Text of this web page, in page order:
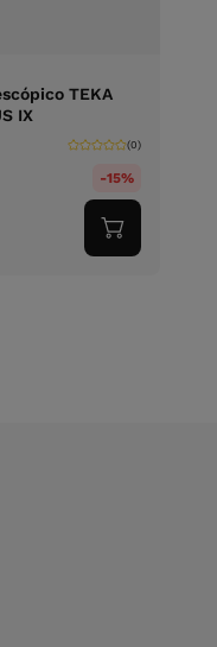
TEKA
IX
(0)
-15%
Adicionar
ao